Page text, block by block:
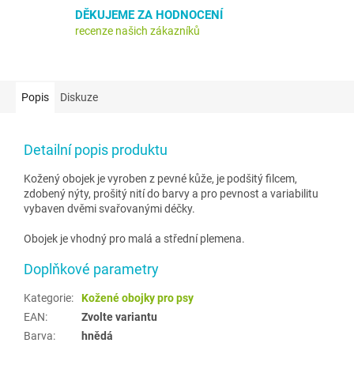
DĚKUJEME ZA HODNOCENÍ
recenze našich zákazníků
Popis Diskuze
Detailní popis produktu
Kožený obojek je vyroben z pevné kůže, je podšitý filcem,
zdobený nýty, prošitý nití do barvy a pro pevnost a variabilitu
vybaven dvěmi svařovanými déčky.
Obojek je vhodný pro malá a střední plemena.
Doplňkové parametry
Kategorie:
Kožené obojky pro psy
EAN:
Zvolte variantu
Barva: hnědá